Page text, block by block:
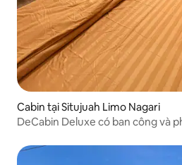
Cabin tại Situjuah Limo Nagari
DeCabin Deluxe có ban công và